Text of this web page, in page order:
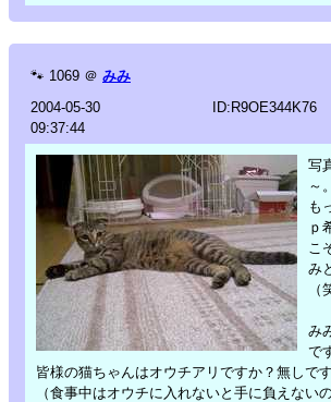
🐾 1069 ＠ みみ
2004-05-30
09:37:44
ID:R9OE344K76
写
～。
も
ｐ
こ
み
（
み
で
皆様の猫ちゃんはオウチアリですか？無しで
（食事中はオウチに入れないと手に負えない